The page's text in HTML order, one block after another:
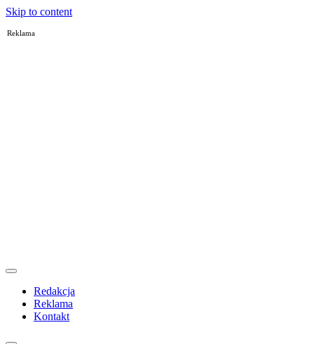
Skip to content
Reklama
Redakcja
Reklama
Kontakt